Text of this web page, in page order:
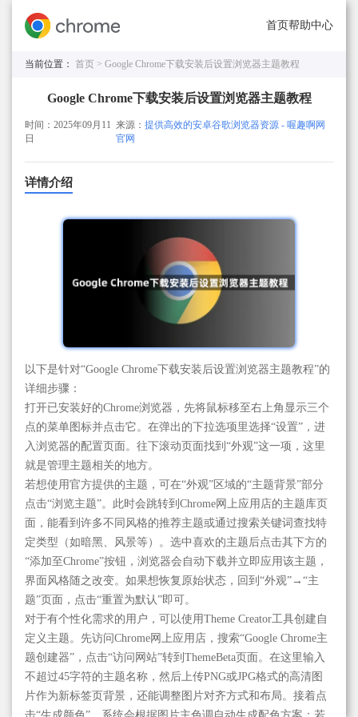
首页帮助中心
当前位置： 首页 > Google Chrome下载安装后设置浏览器主题教程
Google Chrome下载安装后设置浏览器主题教程
时间：2025年09月11
日
来源：提供高效的安卓谷歌浏览器资源 - 喔趣啊网
官网
详情介绍
以下是针对“Google Chrome下载安装后设置浏览器主题教程”的
详细步骤：
打开已安装好的Chrome浏览器，先将鼠标移至右上角显示三个
点的菜单图标并点击它。在弹出的下拉选项里选择“设置”，进
入浏览器的配置页面。往下滚动页面找到“外观”这一项，这里
就是管理主题相关的地方。
若想使用官方提供的主题，可在“外观”区域的“主题背景”部分
点击“浏览主题”。此时会跳转到Chrome网上应用店的主题库页
面，能看到许多不同风格的推荐主题或通过搜索关键词查找特
定类型（如暗黑、风景等）。选中喜欢的主题后点击其下方的
“添加至Chrome”按钮，浏览器会自动下载并立即应用该主题，
界面风格随之改变。如果想恢复原始状态，回到“外观”→“主
题”页面，点击“重置为默认”即可。
对于有个性化需求的用户，可以使用Theme Creator工具创建自
定义主题。先访问Chrome网上应用店，搜索“Google Chrome主
题创建器”，点击“访问网站”转到ThemeBeta页面。在这里输入
不超过45字符的主题名称，然后上传PNG或JPG格式的高清图
片作为新标签页背景，还能调整图片对齐方式和布局。接着点